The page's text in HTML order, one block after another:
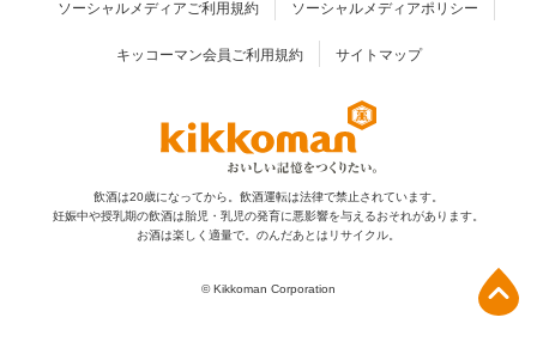
ソーシャルメディアご利用規約 ソーシャルメディアポリシー
キッコーマン会員ご利用規約 サイトマップ
飲酒は20歳になってから。飲酒運転は法律で禁止されています。
妊娠中や授乳期の飲酒は胎児・乳児の発育に悪影響を与えるおそれがあります。
お酒は楽しく適量で。のんだあとはリサイクル。
© Kikkoman Corporation